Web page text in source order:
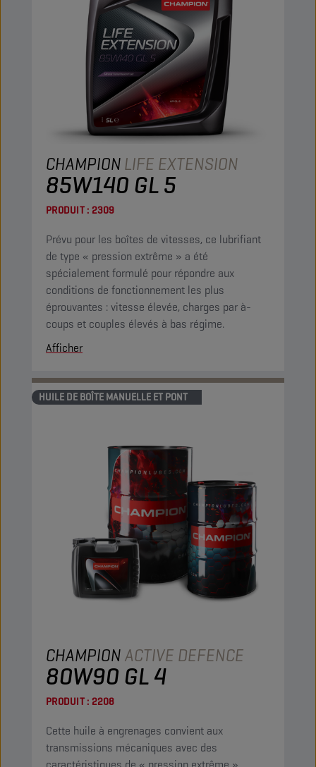
CHAMPIONLIFE EXTENSION
85W140 GL 5
PRODUIT : 2309
Prévu pour les boîtes de vitesses, ce lubrifiant
de type « pression extrême » a été
spécialement formulé pour répondre aux
conditions de fonctionnement les plus
éprouvantes : vitesse élevée, charges par à-
coups et couples élevés à bas régime.
Afficher
HUILE DE BOÎTE MANUELLE ET PONT
CHAMPIONACTIVE DEFENCE
80W90 GL 4
PRODUIT : 2208
Cette huile à engrenages convient aux
transmissions mécaniques avec des